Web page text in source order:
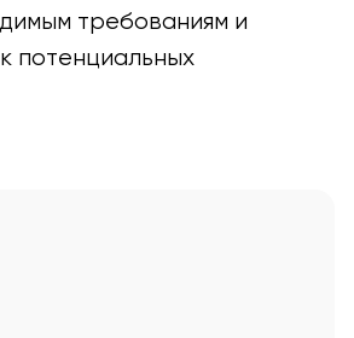
требованиям и
потенциальных